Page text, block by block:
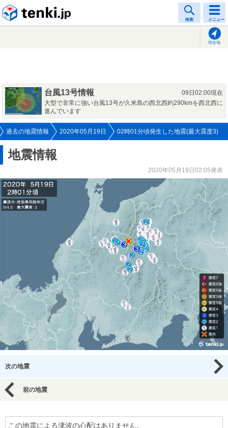
検索 メニュー
現在地
台風13号情報
09日02:00現在
大型で非常に強い台風13号が久米島の西北西約290kmを西北西に
進んでいます
過去の地震情報 2020年05月19日 02時01分頃発生した地震(最大震度3)
地震情報
2020年05月19日02:05発表
次の地震
前の地震
この地震による津波の心配はありません。